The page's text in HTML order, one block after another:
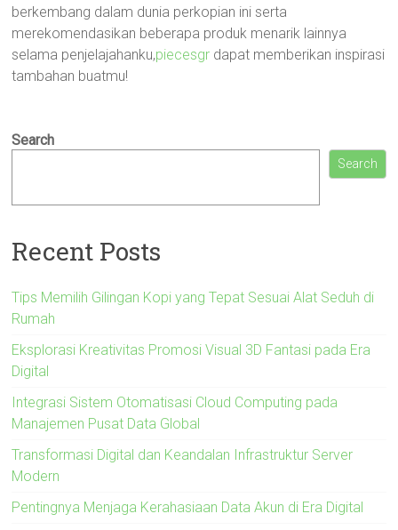
berkembang dalam dunia perkopian ini serta
merekomendasikan beberapa produk menarik lainnya
selama penjelajahanku,piecesgr dapat memberikan inspirasi
tambahan buatmu!
Search
Search
Recent Posts
Tips Memilih Gilingan Kopi yang Tepat Sesuai Alat Seduh di
Rumah
Eksplorasi Kreativitas Promosi Visual 3D Fantasi pada Era
Digital
Integrasi Sistem Otomatisasi Cloud Computing pada
Manajemen Pusat Data Global
Transformasi Digital dan Keandalan Infrastruktur Server
Modern
Pentingnya Menjaga Kerahasiaan Data Akun di Era Digital